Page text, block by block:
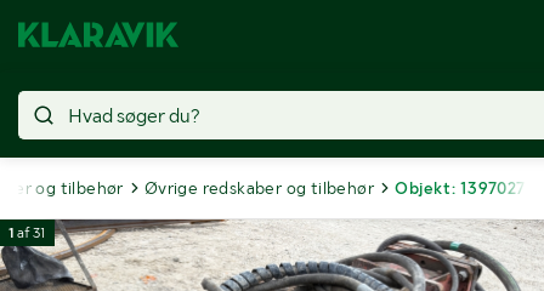
og tilbehør Øvrige redskaber og tilbehør Objekt: 1397027
1 af31